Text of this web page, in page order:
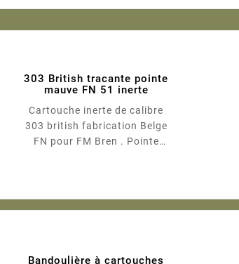
303 British tracante pointe
mauve FN 51 inerte
Cartouche inerte de calibre
303 british fabrication Belge
FN pour FM Bren . Pointe
Bandoulière à cartouches